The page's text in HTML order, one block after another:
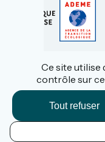
FR
Espace Presse
Accueil Vélo
Données personnelles
Mentions légales
Contact
Réalisation :
Ce site utilise
contrôle sur
Tout refuser